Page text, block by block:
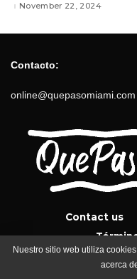
November 22, 2024
Contacto:
online@quepasomiami.com
Contact us
Nuestro sitio web utiliza
acerca